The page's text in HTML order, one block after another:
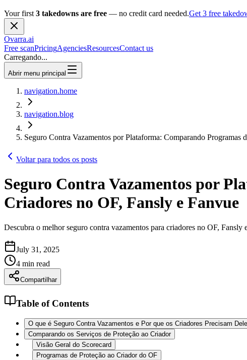
Your first 3 takedowns are free — no credit card needed.Get 3 free
Ovarra.ai
Free scanPricingAgenciesResourcesContact us
Carregando...
Abrir menu principal
navigation.home
navigation.blog
Seguro Contra Vazamentos por Plataforma: Comparando Programas
Voltar para todos os posts
Seguro Contra Vazamentos por
Criadores no OF, Fansly e Fanvue
Descubra o melhor seguro contra vazamentos para criadores no OF,
July 31, 2025
4 min read
Compartilhar
Table of Contents
O que é Seguro Contra Vazamentos e Por que os Criadores Precisam Dele
Comparando os Serviços de Proteção ao Criador
Visão Geral do Scorecard
Programas de Proteção ao Criador do OF